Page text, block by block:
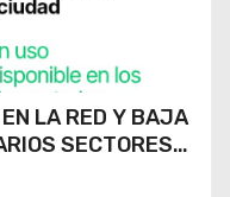
LA RED Y BAJA
SECTORES